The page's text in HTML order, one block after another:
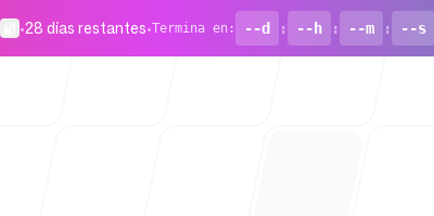
•28 días restantes•Termina en : --d : --h : --m : --s